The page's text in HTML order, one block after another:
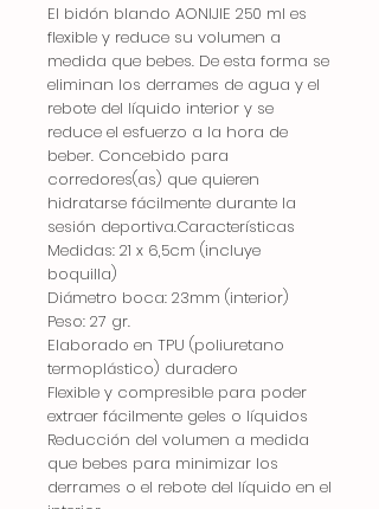
El bidón blando AONIJIE 250 ml es
flexible y reduce su volumen a
medida que bebes. De esta forma se
eliminan los derrames de agua y el
rebote del líquido interior y se
reduce el esfuerzo a la hora de
beber. Concebido para
corredores(as) que quieren
hidratarse fácilmente durante la
sesión deportiva.Características
Medidas: 21 x 6,5cm (incluye
boquilla)
Diámetro boca: 23mm (interior)
Peso: 27 gr.
Elaborado en TPU (poliuretano
termoplástico) duradero
Flexible y compresible para poder
extraer fácilmente geles o líquidos
Reducción del volumen a medida
que bebes para minimizar los
derrames o el rebote del líquido en el